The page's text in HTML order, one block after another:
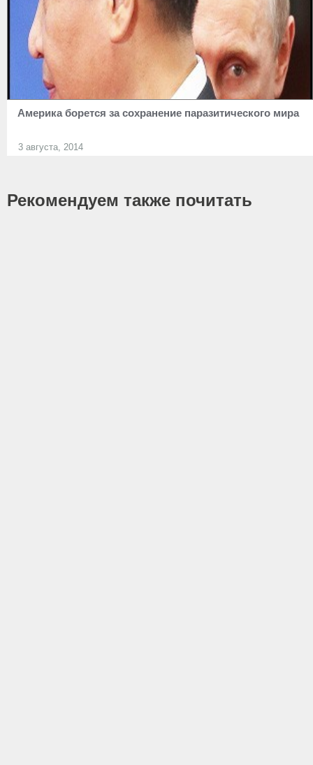
Америка борется за сохранение паразитического мира
3 августа, 2014
Рекомендуем также почитать